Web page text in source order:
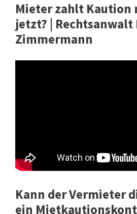
Mieter zahlt Kaution
jetzt? | Rechtsanwalt
Zimmermann
Kann der Vermieter
ein